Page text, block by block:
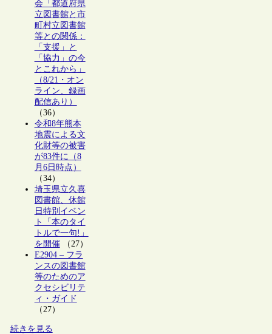
会「都道府県
立図書館と市
町村立図書館
等との関係：
「支援」と
「協力」の今
とこれから」
（8/21・オン
ライン、録画
配信あり）
（36）
令和8年熊本
地震による文
化財等の被害
が83件に（8
月6日時点）
（34）
埼玉県立久喜
図書館、休館
日特別イベン
ト「本のタイ
トルで一句!」
を開催（27）
E2904 – フラ
ンスの図書館
等のためのア
クセシビリテ
ィ・ガイド
（27）
続きを見る